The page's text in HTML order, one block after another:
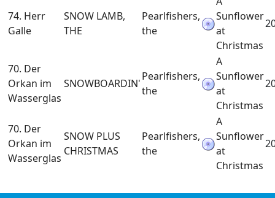
74. Herr
Galle
SNOW LAMB,
THE
Pearlfishers,
the
Sunflower
at
Christmas
70. Der
Orkan im
Wasserglas
SNOWBOARDIN'
Pearlfishers,
the
A
Sunflower
at
Christmas
70. Der
Orkan im
Wasserglas
SNOW PLUS
CHRISTMAS
Pearlfishers,
the
A
Sunflower
at
Christmas